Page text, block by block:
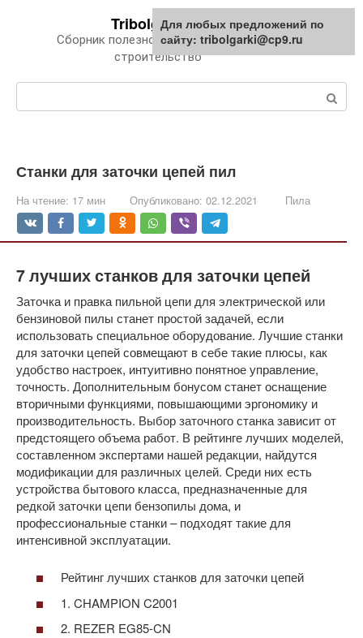
Tribolgarki.ru
Сборник полезной информации про
строительство
Станки для заточки цепей пил
На чтение: 17 мин Опубликовано: 02.12.2021 Пила
7 лучших станков для заточки цепей
Заточка и правка пильной цепи для электрической или
бензиновой пилы станет простой задачей, если
использовать специальное оборудование. Лучшие станки
для заточки цепей совмещают в себе такие плюсы, как
удобство настроек, интуитивно понятное управление,
точность. Дополнительным бонусом станет оснащение
вторичными функциями, повышающими эргономику и
производительность. Выбор заточного станка зависит от
предстоящего объема работ. В рейтинге лучших моделей,
составленном экспертами нашей редакции, найдутся
модификации для различных целей. Среди них есть
устройства бытового класса, предназначенные для
редкой заточки цепи бензопилы дома, и
профессиональные станки – подходят такие для
интенсивной эксплуатации.
Рейтинг лучших станков для заточки цепей
1. CHAMPION C2001
2. REZER EG85-CN
Для любых предложений по
сайту: tribolgarki@cp9.ru